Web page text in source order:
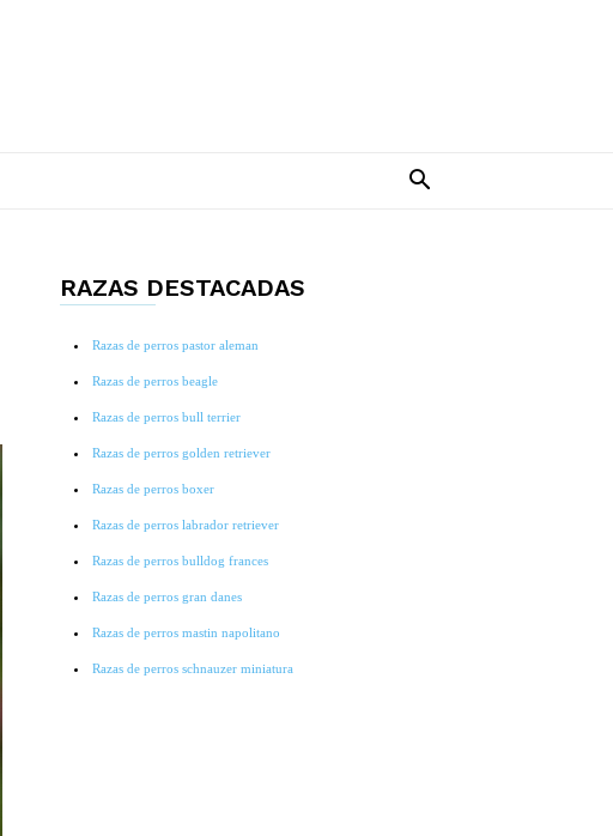
RAZAS DESTACADAS
Razas de perros pastor aleman
Razas de perros beagle
Razas de perros bull terrier
Razas de perros golden retriever
Razas de perros boxer
Razas de perros labrador retriever
Razas de perros bulldog frances
Razas de perros gran danes
Razas de perros mastin napolitano
Razas de perros schnauzer miniatura